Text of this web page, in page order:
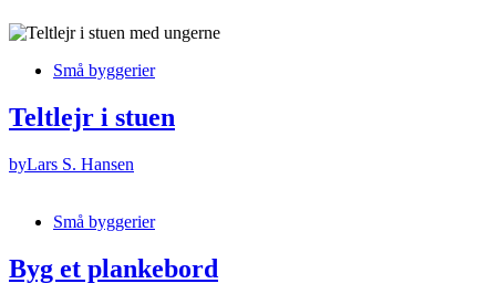
Små byggerier
Teltlejr i stuen
byLars S. Hansen
Små byggerier
Byg et plankebord